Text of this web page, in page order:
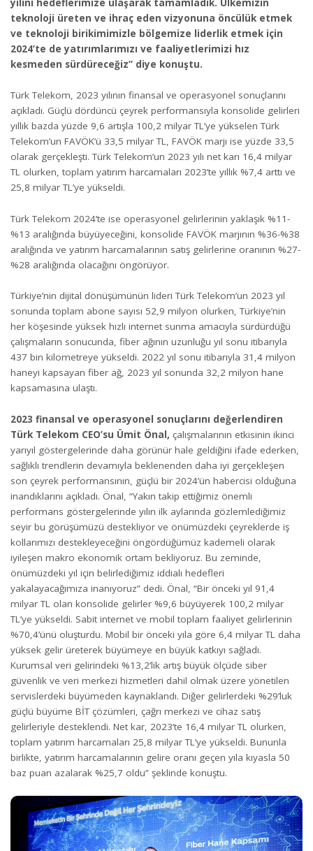
teknoloji üreten ve ihraç eden vizyonuna öncülük etmek
ve teknoloji birikimimizle bölgemize liderlik etmek için
2024’te de yatırımlarımızı ve faaliyetlerimizi hız
kesmeden sürdüreceğiz” diye konuştu.
Türk Telekom, 2023 yılının finansal ve operasyonel sonuçlarını
açıkladı. Güçlü dördüncü çeyrek performansıyla konsolide gelirleri
yıllık bazda yüzde 9,6 artışla 100,2 milyar TL’ye yükselen Türk
Telekom’un FAVÖK’ü 33,5 milyar TL, FAVÖK marjı ise yüzde 33,5
olarak gerçekleşti. Türk Telekom’un 2023 yılı net karı 16,4 milyar
TL olurken, toplam yatırım harcamaları 2023’te yıllık %7,4 arttı ve
25,8 milyar TL’ye yükseldi.
Türk Telekom 2024’te ise operasyonel gelirlerinin yaklaşık %11-
%13 aralığında büyüyeceğini, konsolide FAVÖK marjının %36-%38
aralığında ve yatırım harcamalarının satış gelirlerine oranının %27-
%28 aralığında olacağını öngörüyor.
Türkiye’nin dijital dönüşümünün lideri Türk Telekom’un 2023 yıl
sonunda toplam abone sayısı 52,9 milyon olurken, Türkiye’nin
her köşesinde yüksek hızlı internet sunma amacıyla sürdürdüğü
çalışmaların sonucunda, fiber ağının uzunluğu yıl sonu itibarıyla
437 bin kilometreye yükseldi. 2022 yıl sonu itibarıyla 31,4 milyon
haneyi kapsayan fiber ağ, 2023 yıl sonunda 32,2 milyon hane
kapsamasına ulaştı.
2023 finansal ve operasyonel sonuçlarını değerlendiren
Türk Telekom CEO’su Ümit Önal, çalışmalarının etkisinin ikinci
yarıyıl göstergelerinde daha görünür hale geldiğini ifade ederken,
sağlıklı trendlerin devamıyla beklenenden daha iyi gerçekleşen
son çeyrek performansının, güçlü bir 2024’ün habercisi olduğuna
inandıklarını açıkladı. Önal, “Yakın takip ettiğimiz önemli
performans göstergelerinde yılın ilk aylarında gözlemlediğimiz
seyir bu görüşümüzü destekliyor ve önümüzdeki çeyreklerde iş
kollarımızı destekleyeceğini öngördüğümüz kademeli olarak
iyileşen makro ekonomik ortam bekliyoruz. Bu zeminde,
önümüzdeki yıl için belirlediğimiz iddialı hedefleri
yakalayacağımıza inanıyoruz” dedi. Önal, “Bir önceki yıl 91,4
milyar TL olan konsolide gelirler %9,6 büyüyerek 100,2 milyar
TL’ye yükseldi. Sabit internet ve mobil toplam faaliyet gelirlerinin
%70,4’ünü oluşturdu. Mobil bir önceki yıla göre 6,4 milyar TL daha
yüksek gelir üreterek büyümeye en büyük katkıyı sağladı.
Kurumsal veri gelirindeki %13,2’lik artış büyük ölçüde siber
güvenlik ve veri merkezi hizmetleri dahil olmak üzere yönetilen
servislerdeki büyümeden kaynaklandı. Diğer gelirlerdeki %29’luk
güçlü büyüme BİT çözümleri, çağrı merkezi ve cihaz satış
gelirleriyle desteklendi. Net kar, 2023’te 16,4 milyar TL olurken,
toplam yatırım harcamaları 25,8 milyar TL’ye yükseldi. Bununla
birlikte, yatırım harcamalarının gelire oranı geçen yıla kıyasla 50
baz puan azalarak %25,7 oldu” şeklinde konuştu.